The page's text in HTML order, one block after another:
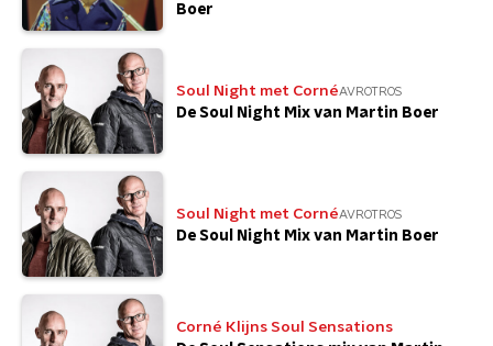
Boer
Soul Night met CornéAVROTROS
De Soul Night Mix van Martin Boer
Soul Night met CornéAVROTROS
De Soul Night Mix van Martin Boer
Corné Klijns Soul Sensations